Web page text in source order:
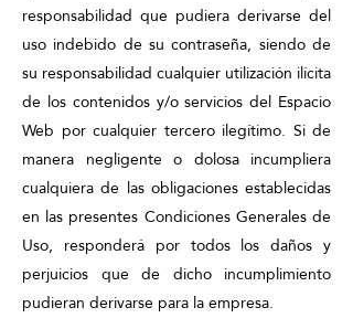
responsabilidad que pudiera derivarse del
uso indebido de su contraseña, siendo de
su responsabilidad cualquier utilización ilícita
de los contenidos y/o servicios del Espacio
Web por cualquier tercero ilegítimo. Si de
manera negligente o dolosa incumpliera
cualquiera de las obligaciones establecidas
en las presentes Condiciones Generales de
Uso, responderá por todos los daños y
perjuicios que de dicho incumplimiento
pudieran derivarse para la empresa.